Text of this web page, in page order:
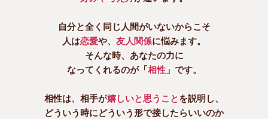
自分と全く同じ人間がいないからこそ
人は恋愛や、 友人関係に悩みます。
そんな時、あなたの力に
なってくれるのが「相性」です。
相性は、相手が嬉しいと思うことを説明し、
どういう時にどういう形で接したらいいのか